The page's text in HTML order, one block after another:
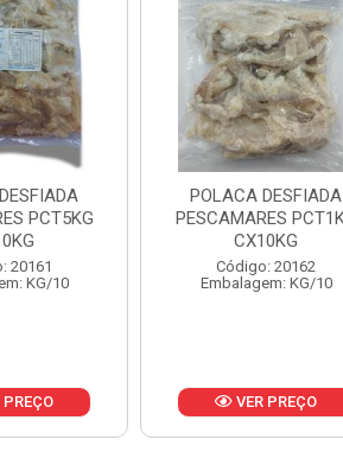
PCT1KG
20162
KG/10
PREÇO
POSTA CORVINA
1KG PESCAMARES
15KG
Código: 22469
Embalagem: KG/15
VER PREÇO